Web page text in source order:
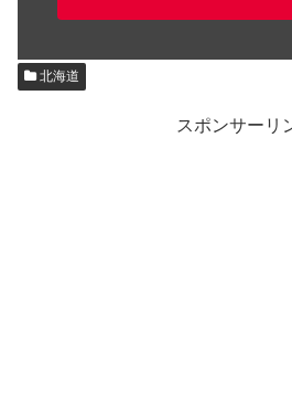
北海道
スポンサーリ